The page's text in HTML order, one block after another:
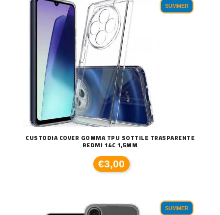
SUMMER
CUSTODIA COVER GOMMA TPU SOTTILE TRASPARENTE
REDMI 14C 1,5MM
€3,00
SUMMER